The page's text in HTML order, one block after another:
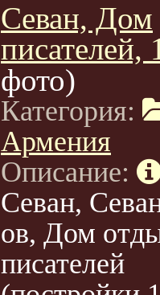
Севан, Дом
писателей,
фото)
Категория:
Армения
Описание:
Севан,
ов, Дом
писателей